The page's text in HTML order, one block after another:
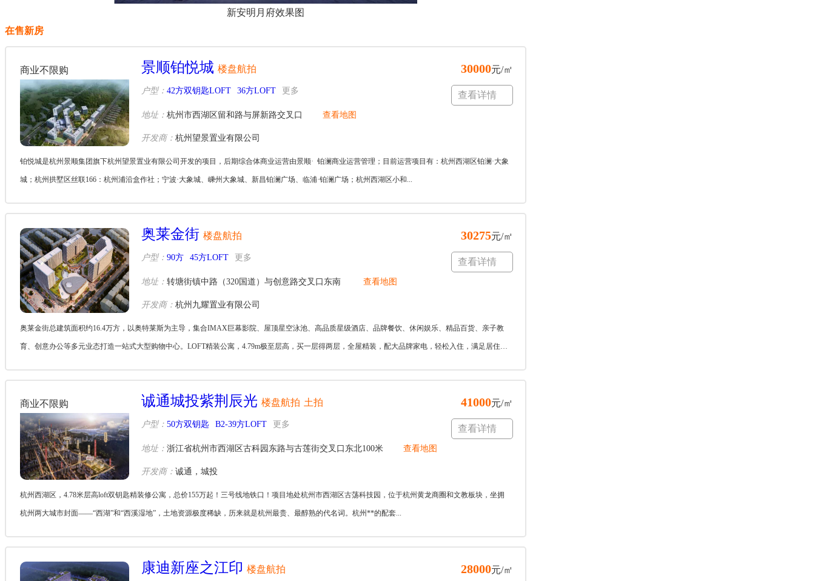
新安明月府效果图
在售新房
商业不限购 景顺铂悦城 楼盘航拍
户型： 42方双钥匙LOFT 36方LOFT 更多
地址： 杭州市西湖区留和路与屏新路交叉口 查看地图
开发商： 杭州望景置业有限公司
30000元/㎡
查看详情
铂悦城是杭州景顺集团旗下杭州望景置业有限公司开发的项目，后期综合体商业运营由景顺· 铂澜商业运营管理；目前运营项目有：杭州西湖区铂澜·大象
城；杭州拱墅区丝联166：杭州浦沿盒作社；宁波·大象城、嵊州大象城、新昌铂澜广场、临浦·铂澜广场；杭州西湖区小和...
奥莱金街 楼盘航拍
户型： 90方 45方LOFT 更多
地址： 转塘街镇中路（320国道）与创意路交叉口东南 查看地图
开发商： 杭州九耀置业有限公司
30275元/㎡
查看详情
奥莱金街总建筑面积约16.4万方，以奥特莱斯为主导，集合IMAX巨幕影院、屋顶星空泳池、高品质星级酒店、品牌餐饮、休闲娱乐、精品百货、亲子教
育、创意办公等多元业态打造一站式大型购物中心。LOFT精装公寓，4.79m极至层高，买一层得两层，全屋精装，配大品牌家电，轻松入住，满足居住的
商业不限购 诚通城投紫荆辰光 楼盘航拍 土拍
户型： 50方双钥匙 B2-39方LOFT 更多
地址： 浙江省杭州市西湖区古科园东路与古莲街交叉口东北100米 查看地图
开发商： 诚通，城投
41000元/㎡
查看详情
杭州西湖区，4.78米层高loft双钥匙精装修公寓，总价155万起！三号线地铁口！项目地处杭州市西湖区古荡科技园，位于杭州黄龙商圈和文教板块，坐拥
杭州两大城市封面——“西湖”和“西溪湿地”，土地资源极度稀缺，历来就是杭州最贵、最醇熟的代名词。杭州**的配套...
康迪新座之江印 楼盘航拍 28000元/㎡